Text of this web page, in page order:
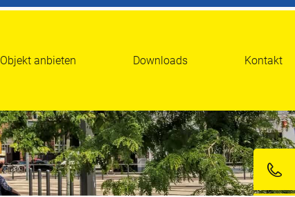
Objekt anbieten Downloads Kontakt